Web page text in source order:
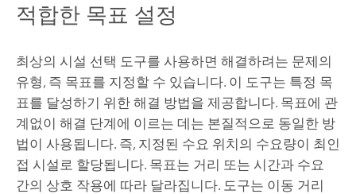
적합한 목표 설정
최상의 시설 선택 도구를 사용하면 해결하려는 문제의
유형, 즉 목표를 지정할 수 있습니다. 이 도구는 특정 목
표를 달성하기 위한 해결 방법을 제공합니다. 목표에 관
계없이 해결 단계에 이르는 데는 본질적으로 동일한 방
법이 사용됩니다. 즉, 지정된 수요 위치의 수요량이 최인
접 시설로 할당됩니다. 목표는 거리 또는 시간과 수요
간의 상호 작용에 따라 달라집니다. 도구는 이동 거리